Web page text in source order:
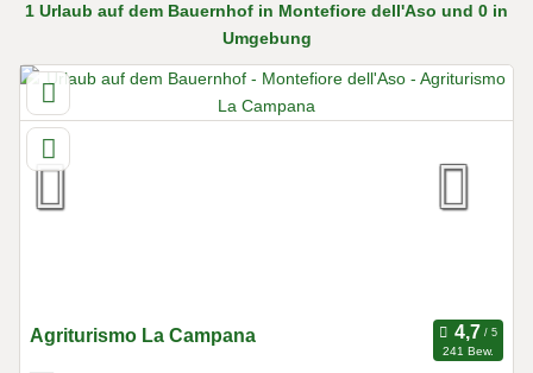
1 Urlaub auf dem Bauernhof in Montefiore dell'Aso und 0 in
Umgebung
Agriturismo La Campana
241 Bew.